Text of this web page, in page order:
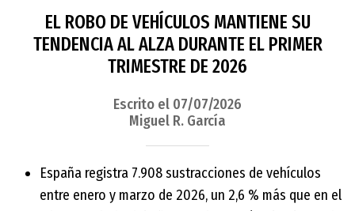
EL ROBO DE VEHÍCULOS MANTIENE SU
TENDENCIA AL ALZA DURANTE EL PRIMER
TRIMESTRE DE 2026
Escrito el 07/07/2026
Miguel R. García
España registra 7.908 sustracciones de vehículos
entre enero y marzo de 2026, un 2,6 % más que en el